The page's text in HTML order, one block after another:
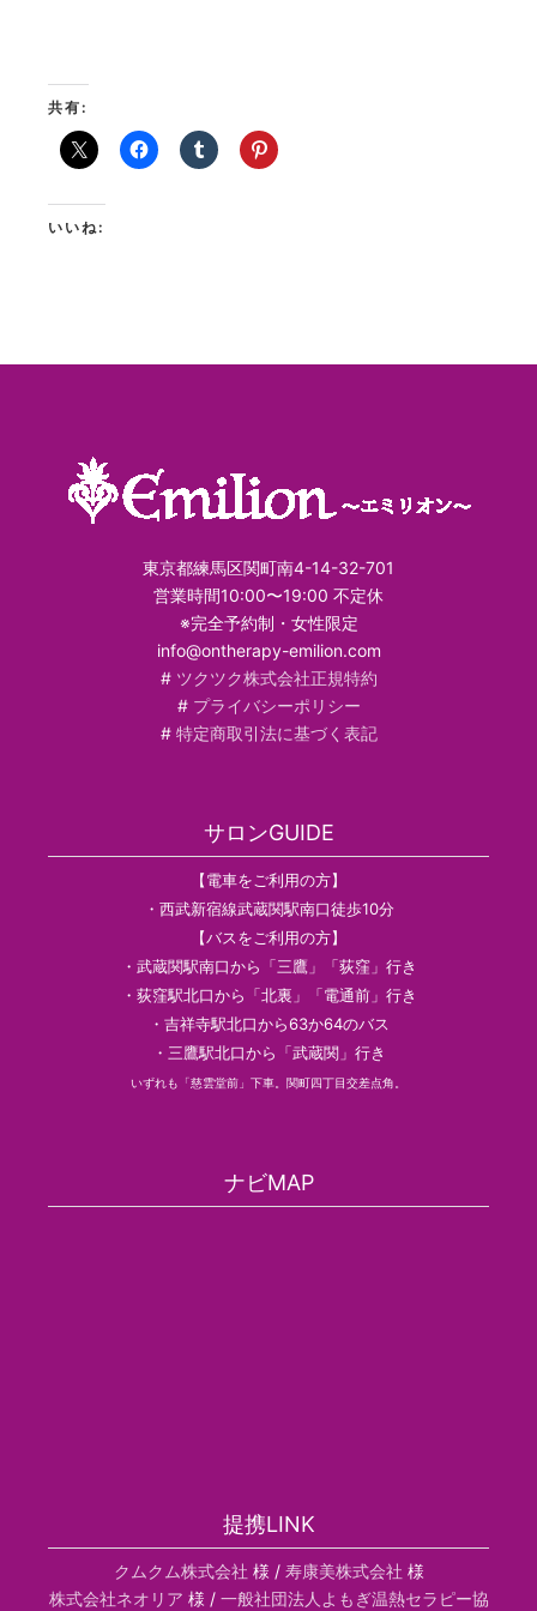
共有:
いいね:
東京都練馬区関町南4-14-32-701
営業時間10:00〜19:00 不定休
※完全予約制・女性限定
info@ontherapy-emilion.com
# ツクツク株式会社正規特約
# プライバシーポリシー
# 特定商取引法に基づく表記
サロンGUIDE
【電車をご利用の方】
・西武新宿線武蔵関駅南口徒歩10分
【バスをご利用の方】
・武蔵関駅南口から「三鷹」「荻窪」行き
・荻窪駅北口から「北裏」「電通前」行き
・吉祥寺駅北口から63か64のバス
・三鷹駅北口から「武蔵関」行き
いずれも「慈雲堂前」下車。関町四丁目交差点角。
ナビMAP
提携LINK
クムクム株式会社 様 / 寿康美株式会社 様
株式会社ネオリア 様 / 一般社団法人よもぎ温熱セラピー協